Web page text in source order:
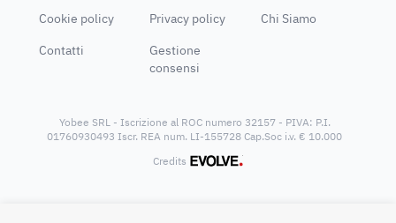
Cookie policy Privacy policy
Chi Siamo
Contatti
Gestione
consensi
Yobee SRL - Iscrizione al ROC numero 32157 - PIVA: P.I.
01760930493 Iscr. REA num. LI-155728 Cap.Soc i.v. € 10.000
Credits
®